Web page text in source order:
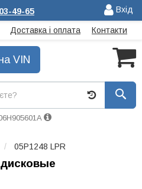
49-65 Вхід
Доставка і оплата Контакти
VIN
05P1248 LPR